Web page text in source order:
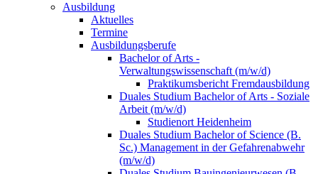
Ausbildung
Aktuelles
Termine
Ausbildungsberufe
Bachelor of Arts -
Verwaltungswissenschaft (m/w/d)
Praktikumsbericht Fremdausbildung
Duales Studium Bachelor of Arts - Soziale
Arbeit (m/w/d)
Studienort Heidenheim
Duales Studium Bachelor of Science (B.
Sc.) Management in der Gefahrenabwehr
(m/w/d)